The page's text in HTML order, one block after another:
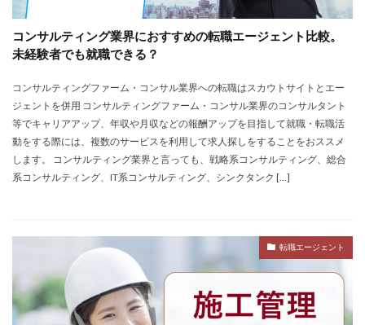
コンサルティング業界におすすめの転職エージェント比較。
未経験者でも就職できる？
コンサルティングファーム・コンサル業界への転職はスカウトサイトとエー
ジェントを併用 コンサルティングファーム・コンサル業界のコンサルタント
等でキャリアアップ、年収や月収などの報酬アップを目指して就職・転職活
動をする際には、複数のサービスを利用して求人探しをすることをおススメ
します。 コンサルティング業界と言っても、戦略系コンサルティング、総合
系コンサルティング、IT系コンサルティング、シンクタンク […]
転職エージェント